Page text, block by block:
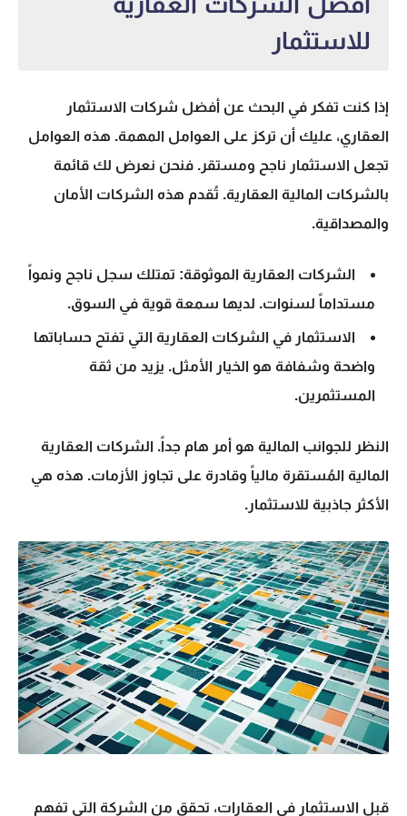
للاستثمار
إذا كنت تفكر في البحث عن أفضل شركات الاستثمار
العقاري، عليك أن تركز على العوامل المهمة. هذه العوامل
تجعل الاستثمار ناجح ومستقر. فنحن نعرض لك قائمة
بالشركات المالية العقارية. تُقدم هذه الشركات الأمان
والمصداقية.
الشركات العقارية الموثوقة: تمتلك سجل ناجح ونمواً
مستداماً لسنوات. لديها سمعة قوية في السوق.
الاستثمار في الشركات العقارية التي تفتح حساباتها
واضحة وشفافة هو الخيار الأمثل. يزيد من ثقة
المستثمرين.
النظر للجوانب المالية هو أمر هام جداً. الشركات العقارية
المالية المُستقرة مالياً وقادرة على تجاوز الأزمات. هذه هي
الأكثر جاذبية للاستثمار.
قبل الاستثمار في العقارات، تحقق من الشركة التي تفهم